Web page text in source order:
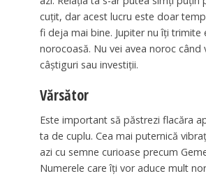
cuțit, dar acest lucru este doar
fi deja mai bine. Jupiter nu îți trimite
norocoasă. Nu vei avea noroc când
câștiguri sau investiții.
Vărsător
Este important să păstrezi flacăra
ta de cuplu. Cea mai puternică
azi cu semne curioase precum
Numerele care îți vor aduce mult